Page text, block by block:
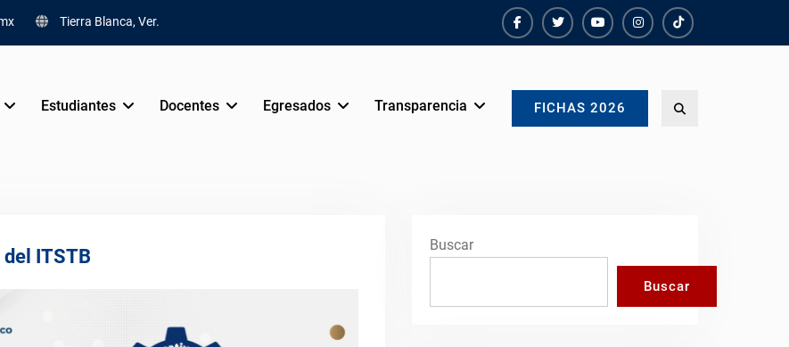
Tierra Blanca, Ver.
FacebookTwiterYoutubeinstagram
TikTok
Estudiantes Docentes Egresados Transparencia FICHAS 2026
ITSTB
Buscar
Buscar